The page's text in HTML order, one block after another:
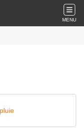
MENU